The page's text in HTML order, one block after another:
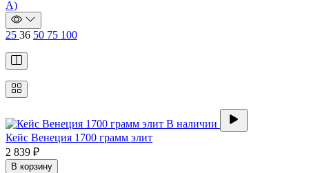
А)
25 36 50 75 100
В наличии
Кейс Венеция 1700 грамм элит
2 839 ₽
В корзину